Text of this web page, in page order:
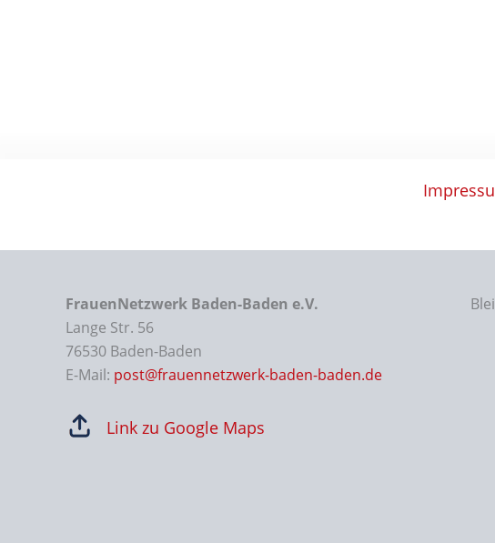
FrauenNetzwerk Baden-Baden e.V.
Lange Str. 56
76530 Baden-Baden
E-Mail: post@frauennetzwerk-baden-baden.de
Link zu Google Maps